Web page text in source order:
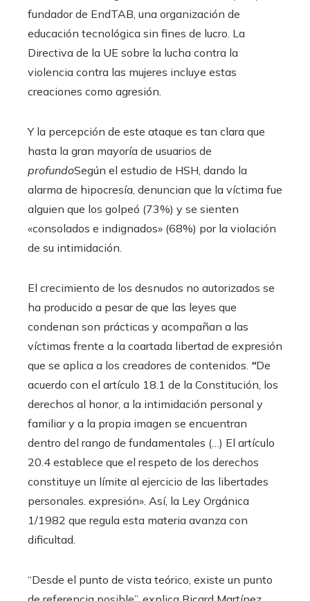
fundador de EndTAB, una organización de
educación tecnológica sin fines de lucro. La
Directiva de la UE sobre la lucha contra la
violencia contra las mujeres incluye estas
creaciones como agresión.
Y la percepción de este ataque es tan clara que
hasta la gran mayoría de usuarios de
profundoSegún el estudio de HSH, dando la
alarma de hipocresía, denuncian que la víctima fue
alguien que los golpeó (73%) y se sienten
«consolados e indignados» (68%) por la violación
de su intimidación.
El crecimiento de los desnudos no autorizados se
ha producido a pesar de que las leyes que
condenan son prácticas y acompañan a las
víctimas frente a la coartada libertad de expresión
que se aplica a los creadores de contenidos. “De
acuerdo con el artículo 18.1 de la Constitución, los
derechos al honor, a la intimidación personal y
familiar y a la propia imagen se encuentran
dentro del rango de fundamentales (…) El artículo
20.4 establece que el respeto de los derechos
constituye un límite al ejercicio de las libertades
personales. expresión». Así, la Ley Orgánica
1/1982 que regula esta materia avanza con
dificultad.
“Desde el punto de vista teórico, existe un punto